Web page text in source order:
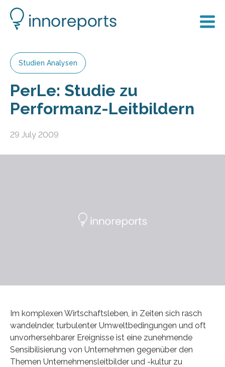
Studien Analysen
PerLe: Studie zu
Performanz-Leitbildern
29 July 2009
Im komplexen Wirtschaftsleben, in Zeiten sich rasch
wandelnder, turbulenter Umweltbedingungen und oft
unvorhersehbarer Ereignisse ist eine zunehmende
Sensibilisierung von Unternehmen gegenüber den
Themen Unternehmensleitbilder und -kultur zu